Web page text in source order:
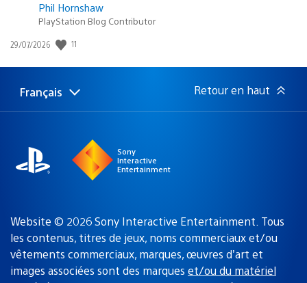
Phil Hornshaw
PlayStation Blog Contributor
Date
publication
29/07/2026 11
Choisir
Région
Français Retour en haut
Sony
Interactive
Entertainment
Website © 2026 Sony Interactive Entertainment. Tous
les contenus, titres de jeux, noms commerciaux et/ou
vêtements commerciaux, marques, œuvres d’art et
images associées sont des marques et/ou du matériel